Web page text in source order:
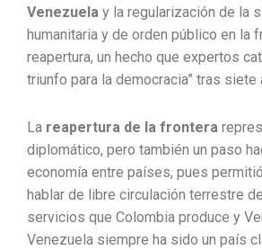
Venezuela y la regularización de la
humanitaria y de orden público en la
reapertura, un hecho que expertos
triunfo para la democracia” tras siete
La reapertura de la frontera
diplomático, pero también un paso
economía entre países, pues
hablar de libre circulación terrestre
servicios que Colombia produce y
Venezuela siempre ha sido un país